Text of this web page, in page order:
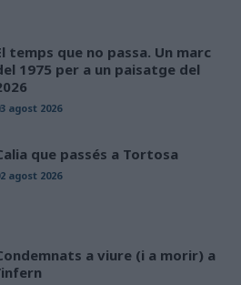
temps que no passa. Un marc
1975 per a un paisatge del
agost 2026
que passés a Tortosa
agost 2026
a viure (i a morir) a